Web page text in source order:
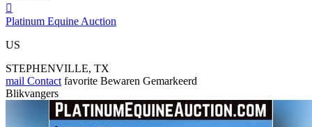

Platinum Equine Auction
US
STEPHENVILLE, TX
mail Contact favorite Bewaren Gemarkeerd
Blikvangers